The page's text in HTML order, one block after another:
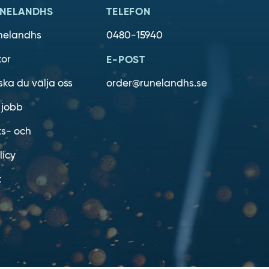
du välja oss
och
TELEFON
0480-15940
E-POST
order@runelandhs.se